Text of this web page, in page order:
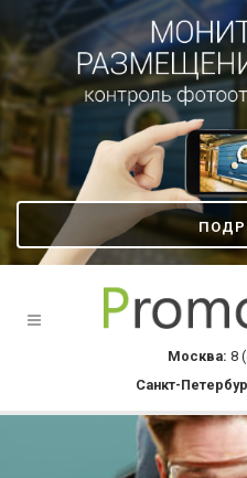
Москва: 8
Санкт-